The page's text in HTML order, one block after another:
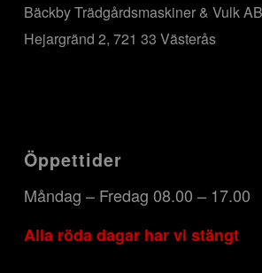
Bäckby Trädgårdsmaskiner & Vulk AB
Hejargränd 2, 721 33 Västerås
Öppettider
Måndag – Fredag 08.00 – 17.00
Alla röda dagar har vi stängt